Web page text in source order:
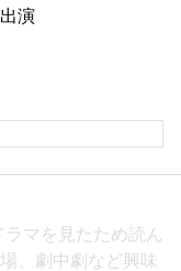
演
マを見たため読ん
、劇中劇など興味